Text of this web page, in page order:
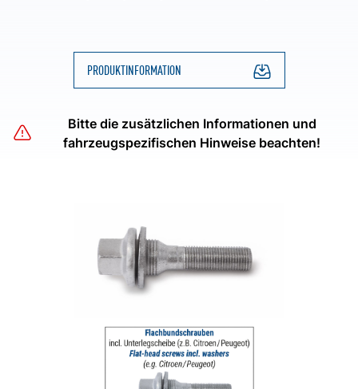
PRODUKTINFORMATION
Bitte die zusätzlichen Informationen und
fahrzeugspezifischen Hinweise beachten!